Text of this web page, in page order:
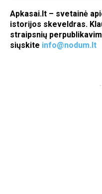
Apkasai.lt – svetainė
istorijos skeveldras.
straipsnių
siųskite info@nodum.lt
-